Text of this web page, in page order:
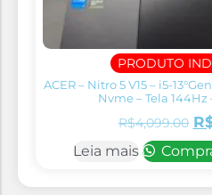
PRODUTO
ACER – Nitro 5 V15 – i5-
Nvme – Tela 144Hz
R$4,099.00
Leia mais